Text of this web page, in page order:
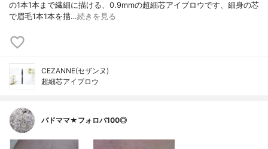
の1本1本まで繊細に描ける、0.9mmの超細芯アイブロウです、細身の芯
で眉毛1本1本を描…続きを見る
CEZANNE(セザンヌ)
超細芯アイブロウ
バドママ★フォロバ100◎